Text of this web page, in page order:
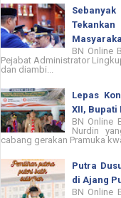
BN Online
Pejabat Administrator
dan diambi...
Lepas
XII, Bupati
BN Online
Nurdin
cabang gerakan Pramuka
Putra
di Ajang
BN Online